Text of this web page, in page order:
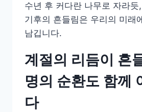
수년 후 커다란 나무로 자라듯
기후의 흔들림은 우리의 미래
남깁니다.
계절의 리듬이 흔
명의 순환도 함께
다